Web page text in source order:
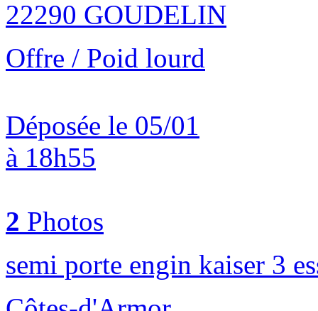
22290 GOUDELIN
Offre / Poid lourd
Déposée le 05/01
à 18h55
2 Photos
semi porte engin kaiser 3